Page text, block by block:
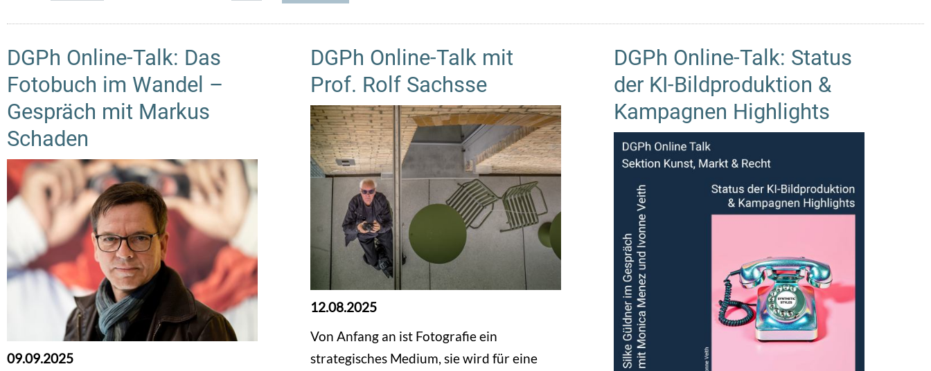
DGPh Online-Talk: Das
Fotobuch im Wandel –
Gespräch mit Markus
Schaden
09.09.2025
DGPh Online-Talk mit
Prof. Rolf Sachsse
12.08.2025
Von Anfang an ist Fotografie ein
strategisches Medium, sie wird für eine
DGPh Online-Talk: Status
der KI-Bildproduktion &
Kampagnen Highlights